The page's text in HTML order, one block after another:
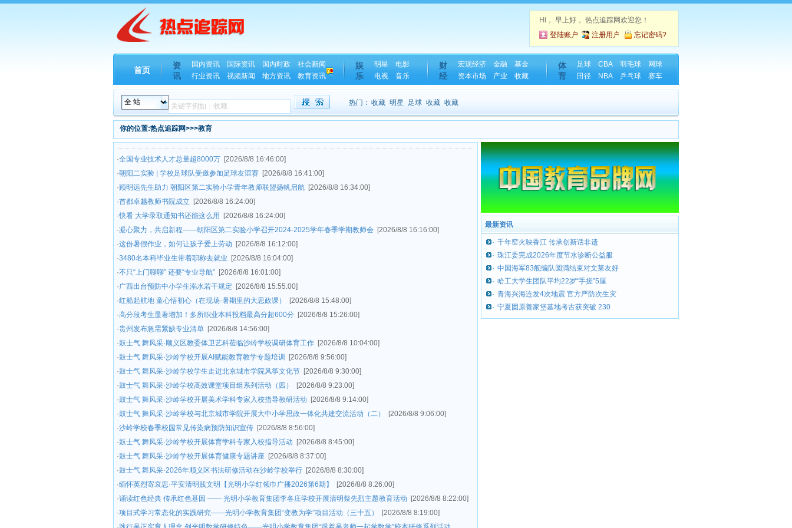
Hi， 早上好， 热点追踪网欢迎您！
登陆账户
注册用户 忘记密码?
首页
资
讯
国内资讯 国际资讯 国内时政
社会新闻
行业资讯
视频新闻 地方资讯 教育资讯
娱
乐
明星
电影
电视
音乐
财
经
宏观经济 金融
基金
资本市场
产业 收藏
体
育
足球 CBA 羽毛球
网球
田径
NBA 乒乓球 赛车
热门： 收藏 明星 足球 收藏 收藏
你的位置:热点追踪网>>>教育
·全国专业技术人才总量超8000万 [2026/8/8 16:46:00]
·朝阳二实验 | 学校足球队受邀参加足球友谊赛 [2026/8/8 16:41:00]
·顾明远先生助力 朝阳区第二实验小学青年教师联盟扬帆启航 [2026/8/8 16:34:00]
·首都卓越教师书院成立
[2026/8/8 16:24:00]
·快看 大学录取通知书还能这么用
[2026/8/8 16:24:00]
·凝心聚力，共启新程——朝阳区第二实验小学召开2024-2025学年春季学期教师会 [2026/8/8 16:16:00]
·这份暑假作业，如何让孩子爱上劳动
[2026/8/8 16:12:00]
·3480名本科毕业生带着职称去就业
[2026/8/8 16:04:00]
·不只“上门聊聊” 还要“专业导航” [2026/8/8 16:01:00]
·广西出台预防中小学生溺水若干规定
[2026/8/8 15:55:00]
·红船起航地 童心悟初心（在现场·暑期里的大思政课）
[2026/8/8 15:48:00]
·高分段考生显著增加！多所职业本科投档最高分超600分 [2026/8/8 15:26:00]
·贵州发布急需紧缺专业清单 [2026/8/8 14:56:00]
·鼓士气 舞风采·顺义区教委体卫艺科莅临沙岭学校调研体育工作 [2026/8/8 10:04:00]
·鼓士气 舞风采·沙岭学校开展AI赋能教育教学专题培训
[2026/8/8 9:56:00]
·鼓士气 舞风采·沙岭学校学生走进北京城市学院风筝文化节 [2026/8/8 9:30:00]
·鼓士气 舞风采·沙岭学校高效课堂项目组系列活动（四）
[2026/8/8 9:23:00]
·鼓士气 舞风采·沙岭学校开展美术学科专家入校指导教研活动
[2026/8/8 9:14:00]
·鼓士气 舞风采·沙岭学校与北京城市学院开展大中小学思政一体化共建交流活动（二）
[2026/8/8 9:06:00]
·沙岭学校春季校园常见传染病预防知识宣传 [2026/8/8 8:56:00]
·鼓士气 舞风采·沙岭学校开展体育学科专家入校指导活动
[2026/8/8 8:45:00]
·鼓士气 舞风采·沙岭学校开展体育健康专题讲座 [2026/8/8 8:37:00]
·鼓士气 舞风采·2026年顺义区书法研修活动在沙岭学校举行 [2026/8/8 8:30:00]
·缅怀英烈寄哀思·平安清明践文明【光明小学红领巾广播2026第6期】
[2026/8/8 8:26:00]
·诵读红色经典 传承红色基因 —— 光明小学教育集团李各庄学校开展清明祭先烈主题教育活动
[2026/8/8 8:22:00]
·项目式学习常态化的实践研究——光明小学教育集团“变教为学”项目活动（三十五）
[2026/8/8 8:19:00]
最新资讯
· 千年窑火映香江 传承创新话非遗
· 珠江委完成2026年度节水诊断公益服
· 中国海军83舰编队圆满结束对文莱友好
· 哈工大学生团队平均22岁“手搓”5厘
· 青海兴海连发4次地震 官方严防次生灾
· 宁夏固原善家堡墓地考古获突破 230